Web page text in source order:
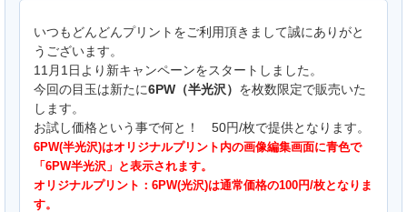
いつもどんどんプリントをご利用頂きまして誠にありがと
うございます。
11月1日より新キャンペーンをスタートしました。
今回の目玉は新たに6PW（半光沢） を枚数限定で販売いた
します。
お試し価格という事で何と！ 50円/枚で提供となります。
6PW(半光沢)はオリジナルプリント内の画像編集画面に青色で
「6PW半光沢」と表示されます。
オリジナルプリント：6PW(光沢)は通常価格の100円/枚となりま
す。